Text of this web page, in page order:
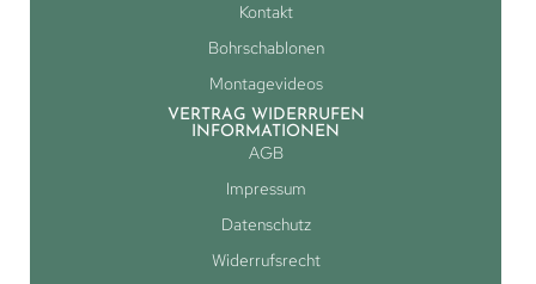
Kontakt
Bohrschablonen
Montagevideos
VERTRAG WIDERRUFEN
INFORMATIONEN
AGB
Impressum
Datenschutz
Widerrufsrecht